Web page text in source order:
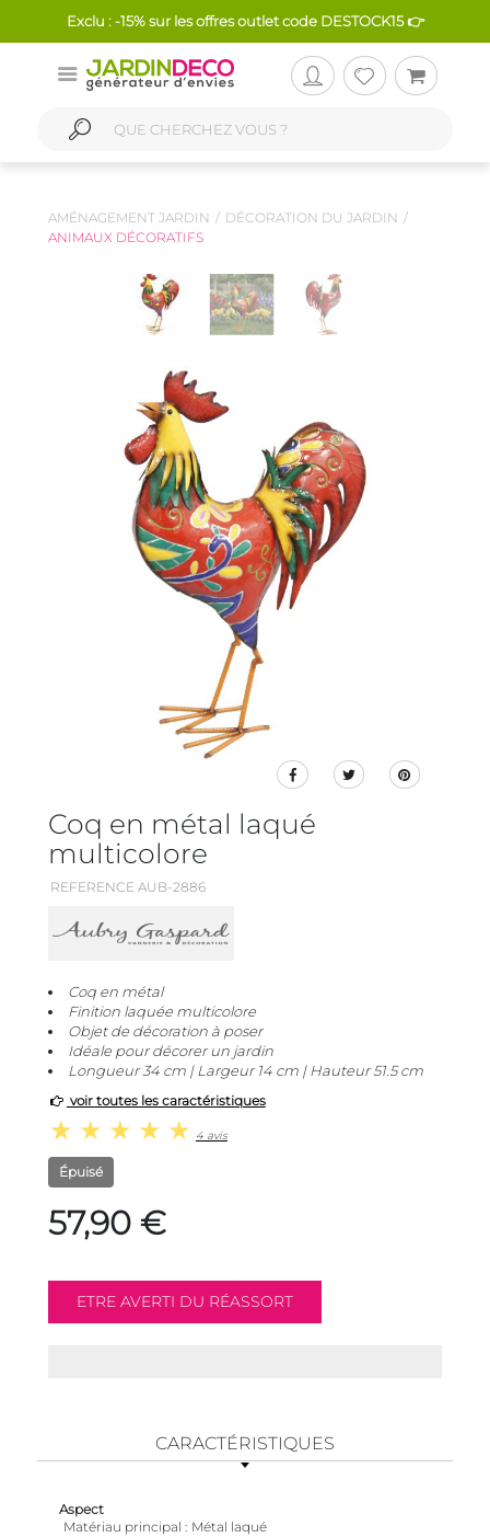
Exclu : -15% sur les offres outlet code DESTOCK15 👉
AMÉNAGEMENT JARDIN
DÉCORATION DU JARDIN
ANIMAUX DÉCORATIFS
Coq en métal laqué
multicolore
REFERENCE AUB-2886
Coq en métal
Finition laquée multicolore
Objet de décoration à poser
Idéale pour décorer un jardin
Longueur 34 cm | Largeur 14 cm | Hauteur 51.5 cm
voir toutes les caractéristiques
4 avis
Épuisé
57,90 €
CARACTÉRISTIQUES
Aspect
Matériau principal
Métal laqué